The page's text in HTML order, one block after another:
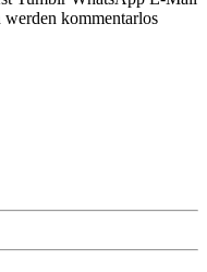
kommentarlos